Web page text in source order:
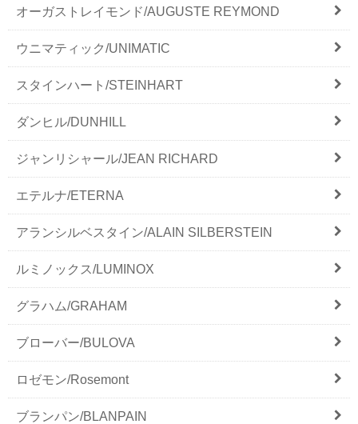
オーガストレイモンド/AUGUSTE REYMOND
ウニマティック/UNIMATIC
スタインハート/STEINHART
ダンヒル/DUNHILL
ジャンリシャール/JEAN RICHARD
エテルナ/ETERNA
アランシルベスタイン/ALAIN SILBERSTEIN
ルミノックス/LUMINOX
グラハム/GRAHAM
ブローバー/BULOVA
ロゼモン/Rosemont
ブランパン/BLANPAIN